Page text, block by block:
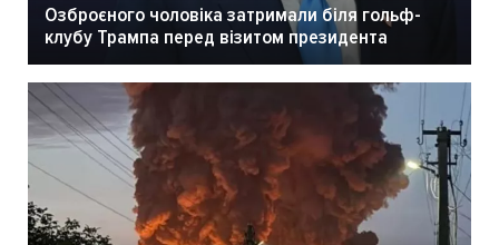
Озброєного чоловіка затримали біля гольф-
клубу Трампа перед візитом президента